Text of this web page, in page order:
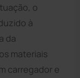
o
à
da
materiais
carregador e